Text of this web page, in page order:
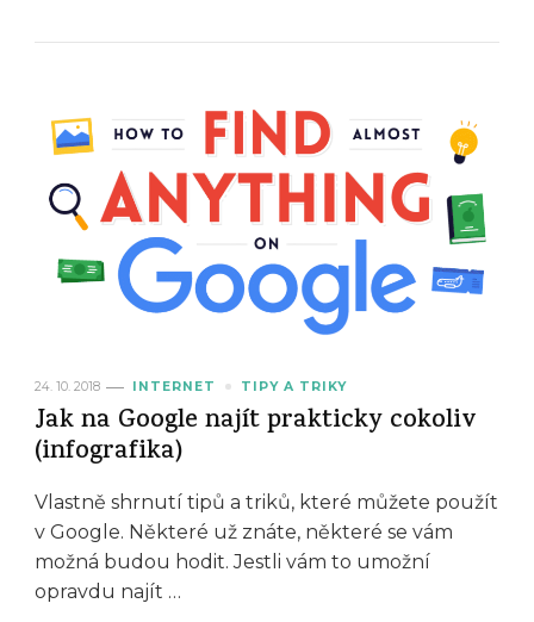
24. 10. 2018 INTERNET TIPY A TRIKY
Jak na Google najít prakticky cokoliv
(infografika)
Vlastně shrnutí tipů a triků, které můžete použít
v Google. Některé už znáte, některé se vám
možná budou hodit. Jestli vám to umožní
opravdu najít …